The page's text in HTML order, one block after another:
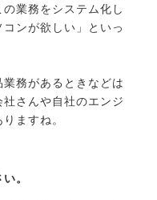
業務をシステム化し
ンが欲しい」といっ
務があるときなどは
さんや自社のエンジ
ますね。
。